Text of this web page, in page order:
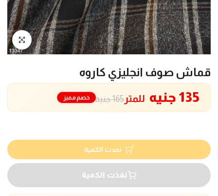
انقر للتكبير
قماش صوف انجليزي كاروه
165 جنيه 135 جنيه للمتر خصم مميز
نفدت الكمية
نفذت الكمية